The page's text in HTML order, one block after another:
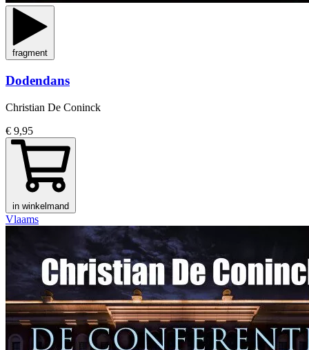
fragment
Dodendans
Christian De Coninck
€ 9,95
in winkelmand
Vlaams